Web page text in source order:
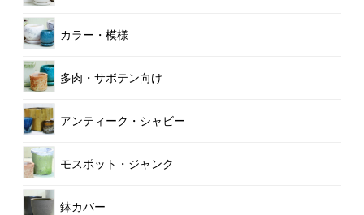
カラー・模様
多肉・サボテン向け
アンティーク・シャビー
モスポット・ジャンク
鉢カバー